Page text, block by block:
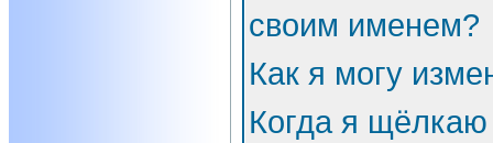
своим именем?
Как я могу
Когда я